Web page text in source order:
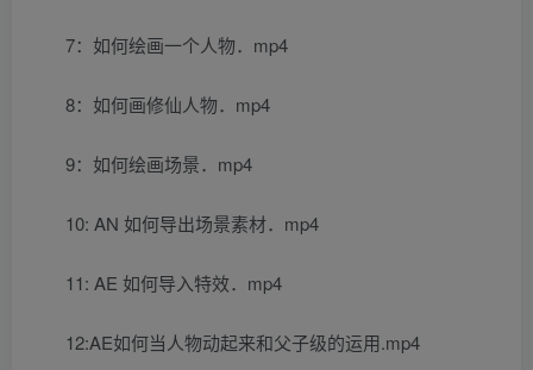
7：如何绘画一个人物．mp4
8：如何画修仙人物．mp4
9：如何绘画场景．mp4
10: AN 如何导出场景素材．mp4
11: AE 如何导入特效．mp4
12:AE如何当人物动起来和父子级的运用.mp4